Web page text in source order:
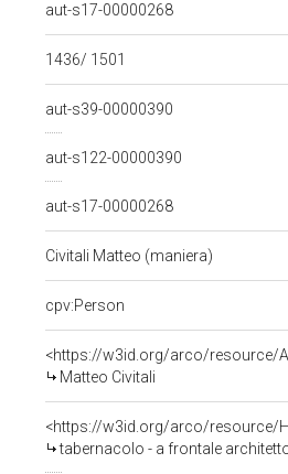
aut-s17-00000268
1436/ 1501
aut-s39-00000390
aut-s122-00000390
aut-s17-00000268
Civitali Matteo (maniera)
cpv:Person
<https://w3id.org/arco/resource/
Matteo Civitali
<https://w3id.org/arco/resource/
tabernacolo - a frontale